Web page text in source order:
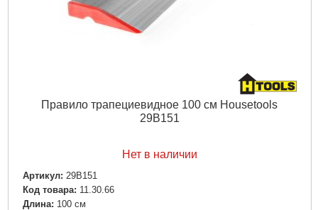
Правило трапециевидное 100 см Housetools
29B151
Нет в наличии
Артикул: 29B151
Код товара: 11.30.66
Длина: 100 см